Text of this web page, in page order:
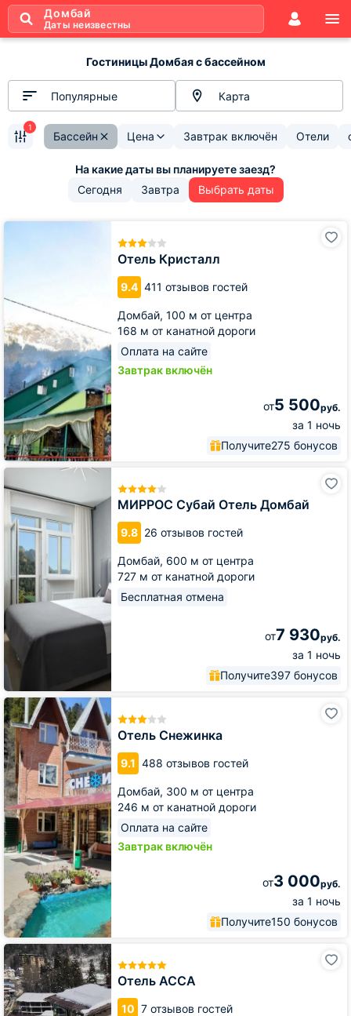
Домбай
Даты неизвестны
Гостиницы Домбая с бассейном
Популярные Карта
Бассейн Цена Завтрак включён Отели
1
Сегодня Завтра Выбрать даты
Отель Кристалл
9.4 411 отзывов гостей
Домбай, 100 м от центра
168 м от канатной дороги
Оплата на сайте
Завтрак включён
от5 500руб.
за 1 ночь
Получите275 бонусов
Отель
МИРРОС Субай Отель Домбай
9.8 26 отзывов гостей
Домбай, 600 м от центра
727 м от канатной дороги
Бесплатная отмена
от7 930руб.
за 1 ночь
Получите397 бонусов
МИРРОС
Субай
Отель
Домбай
Отель Снежинка
9.1 488 отзывов гостей
Домбай, 300 м от центра
246 м от канатной дороги
Оплата на сайте
Завтрак включён
от3 000руб.
за 1 ночь
Получите150 бонусов
Отель
Снежинка
Отель АССА
10 7 отзывов гостей
Отель
АССА